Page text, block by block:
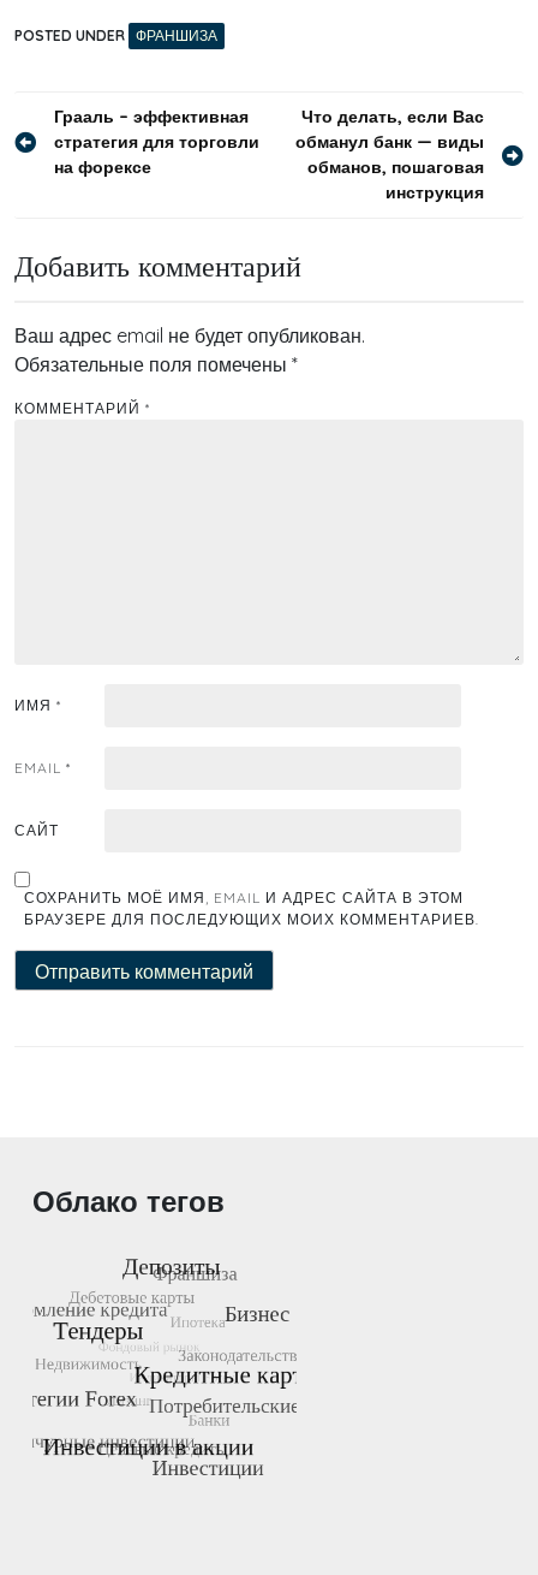
POSTED UNDER ФРАНШИЗА
Навигация
по
Грааль – эффективная
стратегия для торговли
на форексе
Что делать, если Вас
обманул банк — виды
обманов, пошаговая
инструкция
Добавить комментарий
Ваш адрес email не будет опубликован.
Обязательные поля помечены *
КОММЕНТАРИЙ *
ИМЯ *
EMAIL *
САЙТ
СОХРАНИТЬ МОЁ ИМЯ, EMAIL И АДРЕС САЙТА В ЭТОМ
БРАУЗЕРЕ ДЛЯ ПОСЛЕДУЮЩИХ МОИХ КОММЕНТАРИЕВ.
Облако тегов